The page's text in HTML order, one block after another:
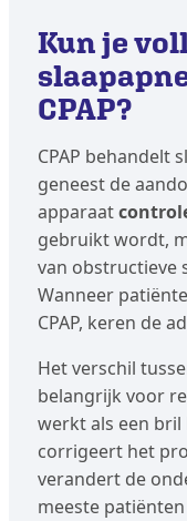
Kun je
CPAP?
CPAP behandelt
geneest de
apparaat
gebruikt wordt,
van obstructieve
Wanneer
CPAP, keren de
Het verschil
belangrijk voor
werkt als een
corrigeert het
verandert de
meeste patiënten